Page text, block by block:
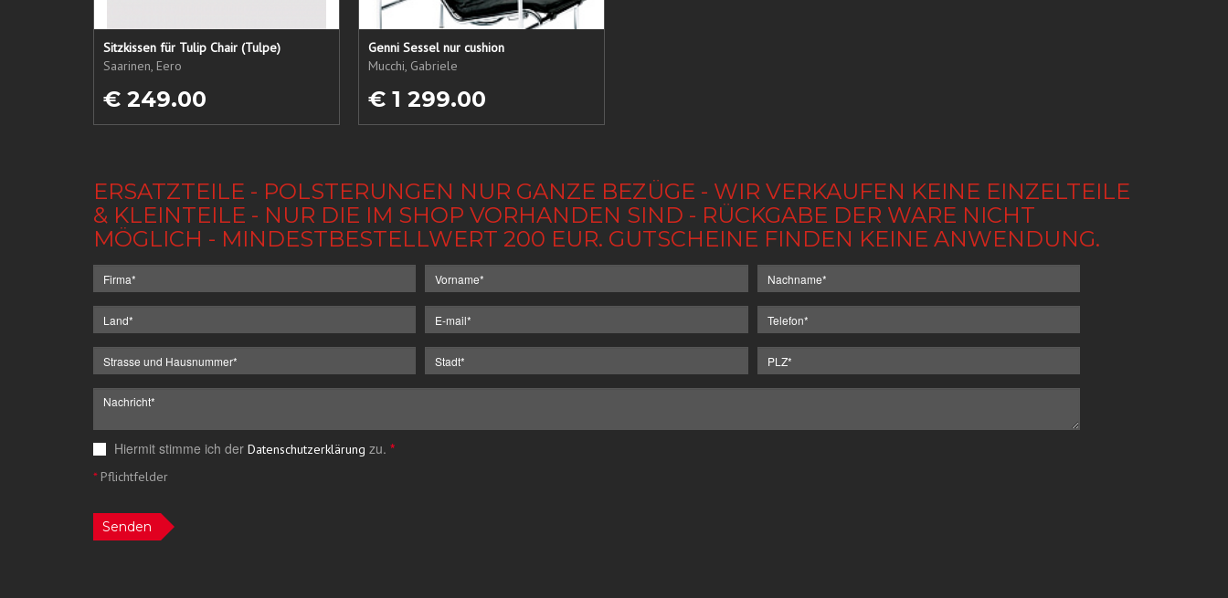
Sitzkissen für Tulip Chair (Tulpe)
Saarinen, Eero
€ 249.00
Genni Sessel nur cushion
Mucchi, Gabriele
€ 1 299.00
ERSATZTEILE - POLSTERUNGEN NUR GANZE BEZÜGE - WIR VERKAUFEN KEINE EINZELTEILE
& KLEINTEILE - NUR DIE IM SHOP VORHANDEN SIND - RÜCKGABE DER WARE NICHT
MÖGLICH - MINDESTBESTELLWERT 200 EUR. GUTSCHEINE FINDEN KEINE ANWENDUNG.
Hiermit stimme ich der Datenschutzerklärung zu. *
*Pflichtfelder
Senden